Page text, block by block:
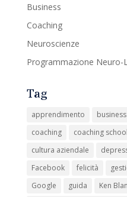
Business
Coaching
Neuroscienze
Programmazione Neuro-
Tag
apprendimento business
coaching
coaching school
cultura aziendale
Facebook
felicità
Google
guida
Ken